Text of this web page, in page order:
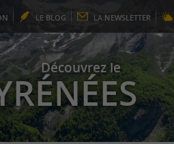
LE BLOG LA NEWSLETTER
Découvrez le